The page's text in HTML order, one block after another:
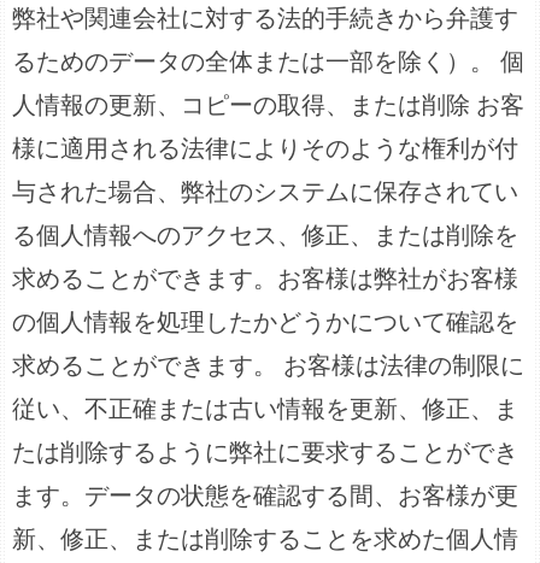
弊社や関連会社に対する法的手続きから弁護す
るためのデータの全体または一部を除く）。 個
人情報の更新、コピーの取得、または削除 お客
様に適用される法律によりそのような権利が付
与された場合、弊社のシステムに保存されてい
る個人情報へのアクセス、修正、または削除を
求めることができます。お客様は弊社がお客様
の個人情報を処理したかどうかについて確認を
求めることができます。 お客様は法律の制限に
従い、不正確または古い情報を更新、修正、ま
たは削除するように弊社に要求することができ
ます。データの状態を確認する間、お客様が更
新、修正、または削除することを求めた個人情